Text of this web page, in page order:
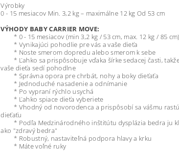
Výrobky
0 - 15 mesiacov Min. 3,2 kg – maximálne 12 kg Od 53 cm
VÝHODY BABY CARRIER MOVE:
* 0 - 15 mesiacov (min 3,2 kg / 53 cm, max. 12 kg / 85 cm)
* Vynikajúci pohodlie pre vás a vaše dieťa
* Noste smerom dopredu alebo smerom k sebe
* Ľahko sa prispôsobuje vďaka šírke sedacej časti,
vaše dieťa sedí pohodlne
* Správna opora pre chrbát, nohy a boky dieťaťa
* Jednoduché nasadenie a odnímanie
* Po vypraní rýchlo usychá
* Ľahko spiace dieťa vyberiete
* Vhodný od novorodenca a prispôsobí sa vášmu
dieťaťu
* Podľa Medzinárodného inštitútu dysplázia bedra ju
ako "zdravý bedra"
* Robustný, nastaviteľná podpora hlavy a krku
* Máte voľné ruky